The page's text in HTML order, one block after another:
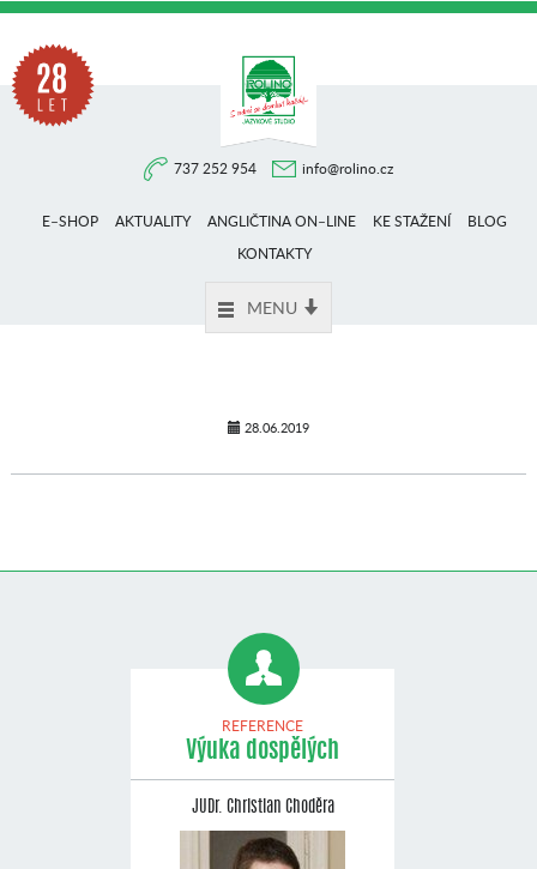
737 252 954 info@rolino.cz
E–SHOP AKTUALITY ANGLIČTINA ON–LINE KE STAŽENÍ
BLOG
KONTAKTY
MENU
28.06.2019
REFERENCE
Výuka dospělých
JUDr. Christian Choděra